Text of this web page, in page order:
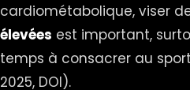
cardiométabolique, viser
élevées est important,
temps à consacrer au
2025, DOI).